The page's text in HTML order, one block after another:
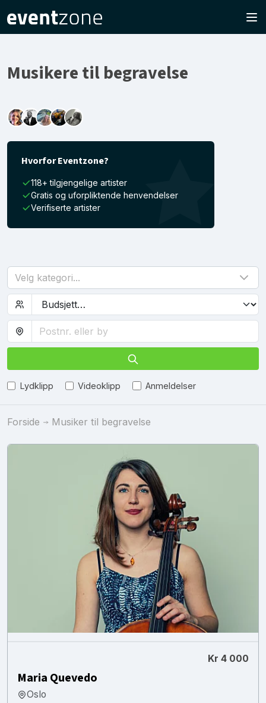
Musikere til begravelse
Hvorfor Eventzone?
118+ tilgjengelige artister
Gratis og uforpliktende henvendelser
Verifiserte artister
Velg kategori...
Lydklipp Videoklipp Anmeldelser
Forside Musiker til begravelse
Kr 4 000
Maria Quevedo
Oslo